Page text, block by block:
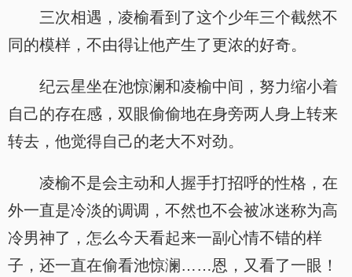
三次相遇，凌榆看到了这个少年三个截然不
同的模样，不由得让他产生了更浓的好奇。
纪云星坐在池惊澜和凌榆中间，努力缩小着
自己的存在感，双眼偷偷地在身旁两人身上转来
转去，他觉得自己的老大不对劲。
凌榆不是会主动和人握手打招呼的性格，在
外一直是冷淡的调调，不然也不会被冰迷称为高
冷男神了，怎么今天看起来一副心情不错的样
子，还一直在偷看池惊澜……恩，又看了一眼！